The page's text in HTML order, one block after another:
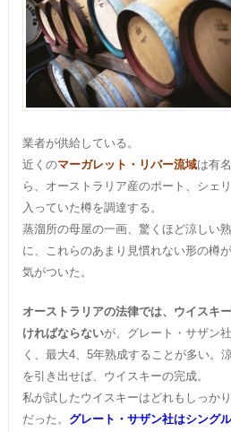
業者が供給している。
近くのマーガレット・リバー流域は有
ら、オーストラリア産のポート、シェ
入っていた樽を調達する。
蒸溜所の母屋の一画、驚くほど涼しい
に、これらのあまり見慣れない形の樽
気がついた。
オーストラリアの法律では、ウイスキ
ければならないが、グレート・サザン
く、最大4、5年熟成することが多い。
を引き出せば、ウイスキーの完成。
私が試したウイスキーはどれもしっか
だった。 グレート・サザン社はシング